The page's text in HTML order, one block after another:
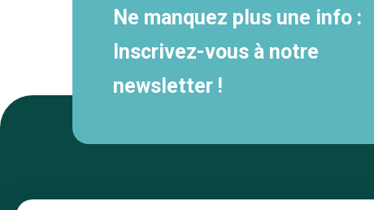
Ne manquez plus une info :
Inscrivez-vous à notre
newsletter !